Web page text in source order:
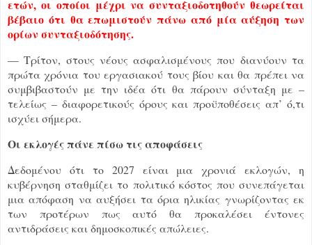
ετών, οι οποίοι μέχρι να συνταξιοδοτηθούν θεωρείται
βέβαιο ότι θα επωμιστούν πάνω από μία αύξηση των
ορίων συνταξιοδότησης.
— Τρίτον, στους νέους ασφαλισμένους που διανύουν τα
πρώτα χρόνια του εργασιακού τους βίου και θα πρέπει να
συμβιβαστούν με την ιδέα ότι θα πάρουν σύνταξη με –
τελείως – διαφορετικούς όρους και προϋποθέσεις απ’ ό,τι
ισχύει σήμερα.
Οι εκλογές πάνε πίσω τις αποφάσεις
Δεδομένου ότι το 2027 είναι μια χρονιά εκλογών, η
κυβέρνηση σταθμίζει το πολιτικό κόστος που συνεπάγεται
μια απόφαση να αυξήσει τα όρια ηλικίας γνωρίζοντας εκ
των προτέρων πως αυτό θα προκαλέσει έντονες
αντιδράσεις και δημοσκοπικές απώλειες.